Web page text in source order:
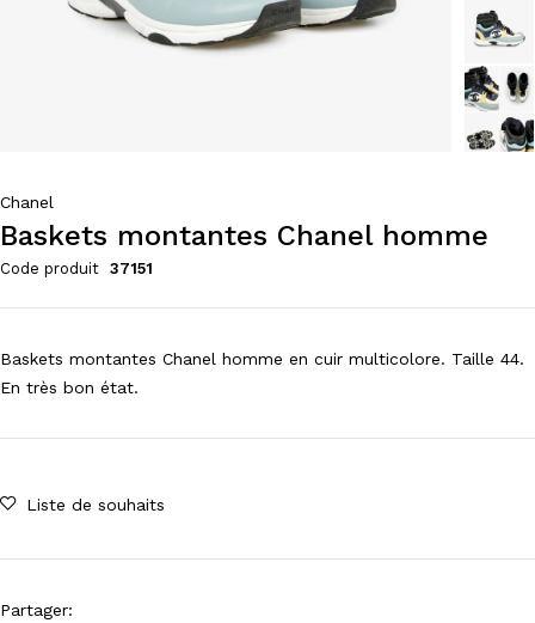
Chanel
Baskets montantes Chanel homme
Code produit 37151
Baskets montantes Chanel homme en cuir multicolore. Taille 44.
En très bon état.
Liste de souhaits
Partager: